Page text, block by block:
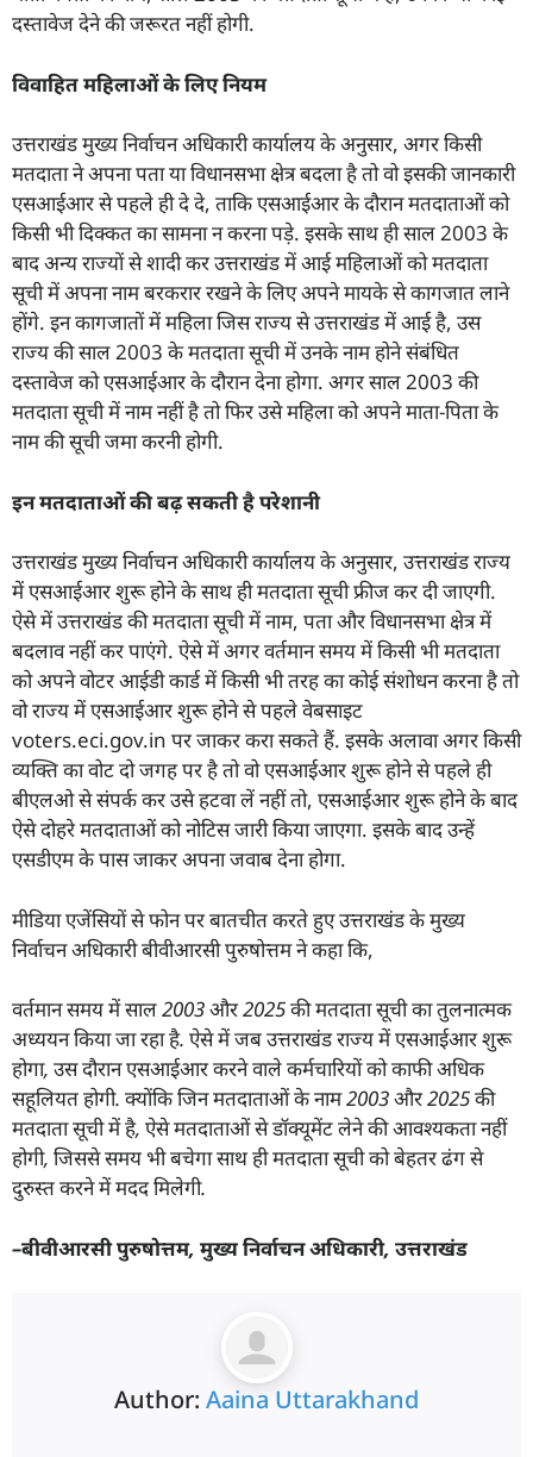
दस्तावेज देने की जरूरत नहीं होगी.
विवाहित महिलाओं के लिए नियम
उत्तराखंड मुख्य निर्वाचन अधिकारी कार्यालय के अनुसार, अगर किसी
मतदाता ने अपना पता या विधानसभा क्षेत्र बदला है तो वो इसकी जानकारी
एसआईआर से पहले ही दे दे, ताकि एसआईआर के दौरान मतदाताओं को
किसी भी दिक्कत का सामना न करना पड़े. इसके साथ ही साल 2003 के
बाद अन्य राज्यों से शादी कर उत्तराखंड में आई महिलाओं को मतदाता
सूची में अपना नाम बरकरार रखने के लिए अपने मायके से कागजात लाने
होंगे. इन कागजातों में महिला जिस राज्य से उत्तराखंड में आई है, उस
राज्य की साल 2003 के मतदाता सूची में उनके नाम होने संबंधित
दस्तावेज को एसआईआर के दौरान देना होगा. अगर साल 2003 की
मतदाता सूची में नाम नहीं है तो फिर उसे महिला को अपने माता-पिता के
नाम की सूची जमा करनी होगी.
इन मतदाताओं की बढ़ सकती है परेशानी
उत्तराखंड मुख्य निर्वाचन अधिकारी कार्यालय के अनुसार, उत्तराखंड राज्य
में एसआईआर शुरू होने के साथ ही मतदाता सूची फ्रीज कर दी जाएगी.
ऐसे में उत्तराखंड की मतदाता सूची में नाम, पता और विधानसभा क्षेत्र में
बदलाव नहीं कर पाएंगे. ऐसे में अगर वर्तमान समय में किसी भी मतदाता
को अपने वोटर आईडी कार्ड में किसी भी तरह का कोई संशोधन करना है तो
वो राज्य में एसआईआर शुरू होने से पहले वेबसाइट
voters.eci.gov.in पर जाकर करा सकते हैं. इसके अलावा अगर किसी
व्यक्ति का वोट दो जगह पर है तो वो एसआईआर शुरू होने से पहले ही
बीएलओ से संपर्क कर उसे हटवा लें नहीं तो, एसआईआर शुरू होने के बाद
ऐसे दोहरे मतदाताओं को नोटिस जारी किया जाएगा. इसके बाद उन्हें
एसडीएम के पास जाकर अपना जवाब देना होगा.
मीडिया एजेंसियों से फोन पर बातचीत करते हुए उत्तराखंड के मुख्य
निर्वाचन अधिकारी बीवीआरसी पुरुषोत्तम ने कहा कि,
वर्तमान समय में साल2003और2025की मतदाता सूची का तुलनात्मक
अध्ययन किया जा रहा है. ऐसे में जब उत्तराखंड राज्य में एसआईआर शुरू
होगा, उस दौरान एसआईआर करने वाले कर्मचारियों को काफी अधिक
सहूलियत होगी. क्योंकि जिन मतदाताओं के नाम2003और2025की
मतदाता सूची में है, ऐसे मतदाताओं से डॉक्यूमेंट लेने की आवश्यकता नहीं
होगी, जिससे समय भी बचेगा साथ ही मतदाता सूची को बेहतर ढंग से
दुरुस्त करने में मदद मिलेगी.
–बीवीआरसी पुरुषोत्तम, मुख्य निर्वाचन अधिकारी, उत्तराखंड
Author: Aaina Uttarakhand